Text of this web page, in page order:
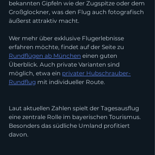
bekannten Gipfeln wie der Zugspitze oder dem
Großglockner, was den Flug auch fotografisch
äußerst attraktiv macht.
Wer mehr über exklusive Flugerlebnisse
erfahren möchte, findet auf der Seite zu
Rundflügen ab München einen guten
Überblick. Auch private Varianten sind
möglich, etwa ein privater Hubschrauber-
Rundflug mit individueller Route.
Laut aktuellen Zahlen spielt der Tagesausflug
eine zentrale Rolle im bayerischen Tourismus.
Besonders das südliche Umland profitiert
davon.